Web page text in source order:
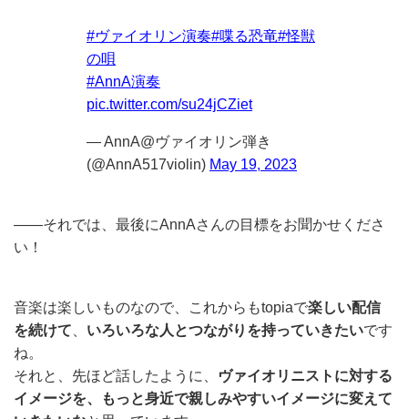
#ヴァイオリン演奏#喋る恐竜#怪獣
の唄
#AnnA演奏
pic.twitter.com/su24jCZiet
— AnnA@ヴァイオリン弾き
(@AnnA517violin) May 19, 2023
——それでは、最後にAnnAさんの目標をお聞かせくださ
い！
音楽は楽しいものなので、これからもtopiaで楽しい配信
を続けて
いろいろな人とつながりを持っていきたいです
ね。
それと、先ほど話したように、
ヴァイオリニストに対する
イメージを、もっと身近で親しみやすいイメージに変えて